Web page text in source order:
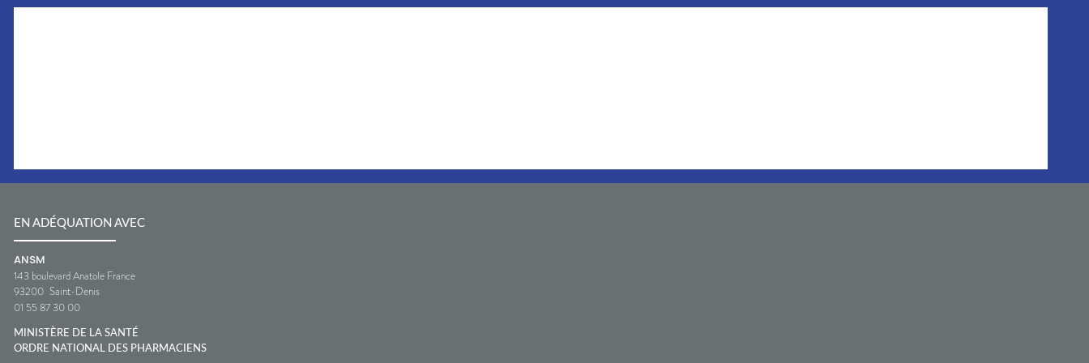
EN ADÉQUATION AVEC
ANSM
143 boulevard Anatole France
93200 Saint-Denis
01 55 87 30 00
MINISTÈRE DE LA SANTÉ
ORDRE NATIONAL DES PHARMACIENS